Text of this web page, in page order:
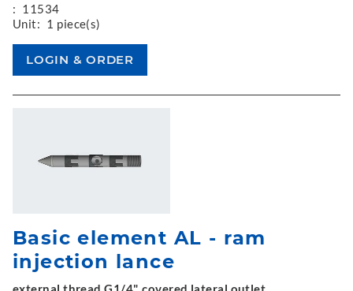
: 11534
Unit: 1 piece(s)
Basic element AL - ram
injection lance